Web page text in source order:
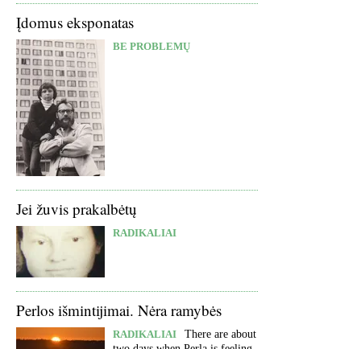
Įdomus eksponatas
BE PROBLEMŲ
Jei žuvis prakalbėtų
RADIKALIAI
Perlos išmintijimai. Nėra ramybės
RADIKALIAI
There are about